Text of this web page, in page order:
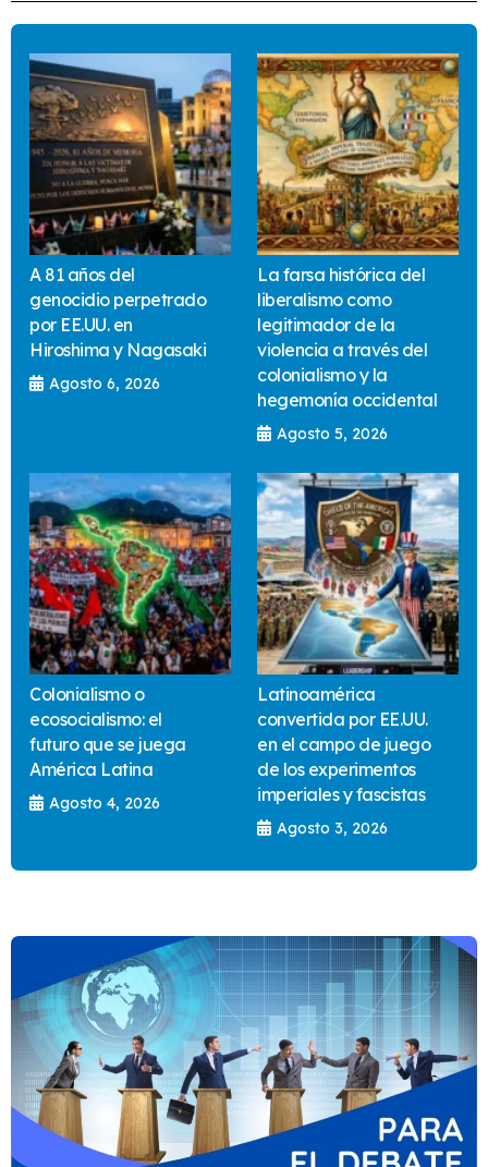
A 81 años del
genocidio perpetrado
por EE.UU. en
Hiroshima y Nagasaki
Agosto 6, 2026
La farsa histórica del
liberalismo como
legitimador de la
violencia a través del
colonialismo y la
hegemonía occidental
Agosto 5, 2026
Colonialismo o
ecosocialismo: el
futuro que se juega
América Latina
Agosto 4, 2026
Latinoamérica
convertida por EE.UU.
en el campo de juego
de los experimentos
imperiales y fascistas
Agosto 3, 2026